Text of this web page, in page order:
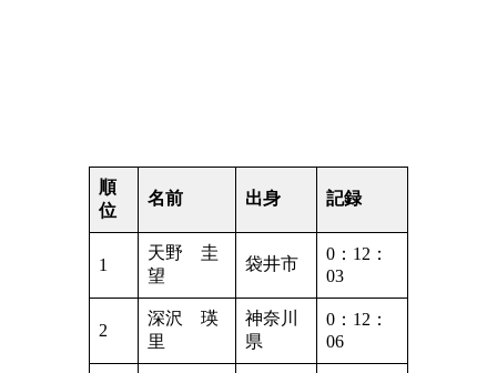
順
位
名前 出身 記録
1
天野 圭
望
袋井市
0：12：
03
2
深沢 瑛
里
神奈川
県
0：12：
06